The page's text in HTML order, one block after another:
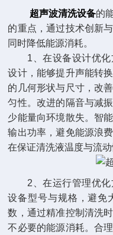
超声波清洗设备的
的重点，通过技术创新
同时降低能源消耗。
1、在设备设计优化
设计，能够提升声能转
的几何形状与尺寸，改
匀性。改进的隔音与减
少能量向环境散失。智
输出功率，避免能源浪
在保证清洗液温度与流
2、在运行管理优化
设备型号与规格，避免
数，通过精准控制清洗
不必要的能源消耗。合